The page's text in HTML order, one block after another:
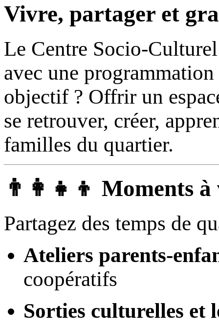
Vivre, partager et
Le Centre Socio-
avec une
objectif ? Offrir un
se retrouver, créer,
familles du quartier.
👨‍👩‍👧‍👦 Moments
Partagez des temps de
Ateliers parents-
coopératifs
Sorties culturelles et